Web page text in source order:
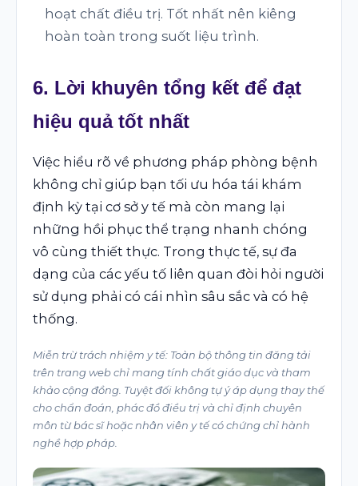
hoạt chất điều trị. Tốt nhất nên kiêng
hoàn toàn trong suốt liệu trình.
6. Lời khuyên tổng kết để đạt
hiệu quả tốt nhất
Việc hiểu rõ về phương pháp phòng bệnh
không chỉ giúp bạn tối ưu hóa tái khám
định kỳ tại cơ sở y tế mà còn mang lại
những hồi phục thể trạng nhanh chóng
vô cùng thiết thực. Trong thực tế, sự đa
dạng của các yếu tố liên quan đòi hỏi người
sử dụng phải có cái nhìn sâu sắc và có hệ
thống.
Miễn trừ trách nhiệm y tế: Toàn bộ thông tin đăng tải
trên trang web chỉ mang tính chất giáo dục và tham
khảo cộng đồng. Tuyệt đối không tự ý áp dụng thay thế
cho chẩn đoán, phác đồ điều trị và chỉ định chuyên
môn từ bác sĩ hoặc nhân viên y tế có chứng chỉ hành
nghề hợp pháp.